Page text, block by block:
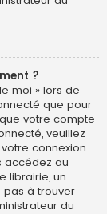
?
moi » lors de
que pour
votre compte
veuillez
connexion
accédez au
librairie, un
pas à trouver
du